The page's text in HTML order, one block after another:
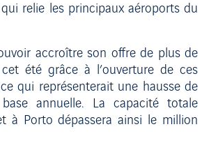
qui relie les principaux aéroports du
accroître son offre de plus de
été grâce à l’ouverture de ces
qui représenterait une hausse de
annuelle. La capacité totale
à Porto dépassera ainsi le million